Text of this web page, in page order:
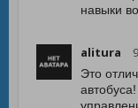
навыки
alitura
Это